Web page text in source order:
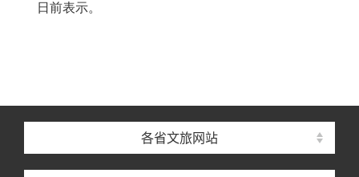
日前表示。
各省文旅网站